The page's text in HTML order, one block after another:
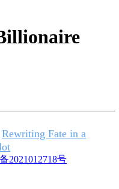
Rewriting Fate in a
2021012718号